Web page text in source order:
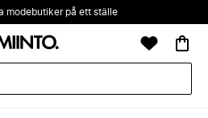
modebutiker på ett ställe